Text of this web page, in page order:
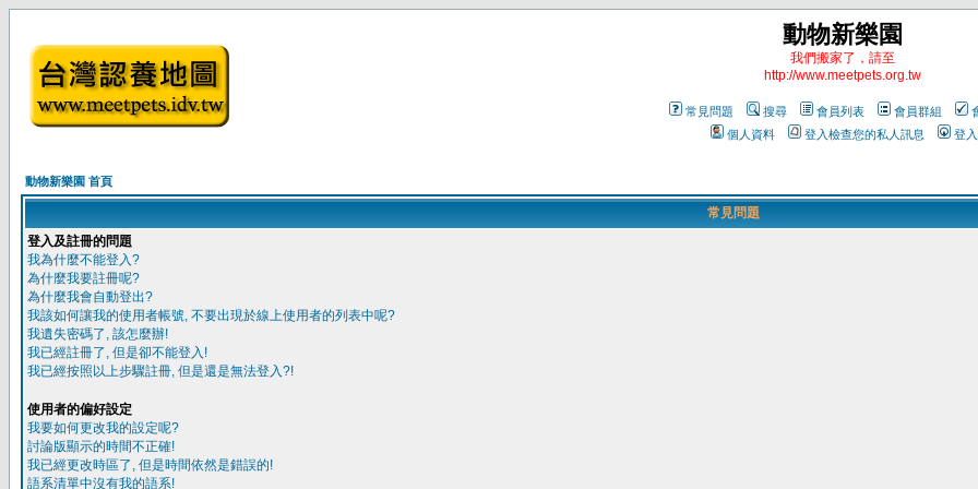
動物新樂園
我們搬家了，請至
http://www.meetpets.org.tw
常見問題 搜尋 會員列表 會員群組
個人資料
登入檢查您的私人訊息 登入
動物新樂園 首頁
常見問題
登入及註冊的問題
我為什麼不能登入?
為什麼我要註冊呢?
為什麼我會自動登出?
我該如何讓我的使用者帳號, 不要出現於線上使用者的列表中呢?
我遺失密碼了, 該怎麼辦!
我已經註冊了, 但是卻不能登入!
我已經按照以上步驟註冊, 但是還是無法登入?!
使用者的偏好設定
我要如何更改我的設定呢?
討論版顯示的時間不正確!
我已經更改時區了, 但是時間依然是錯誤的!
語系清單中沒有我的語系!